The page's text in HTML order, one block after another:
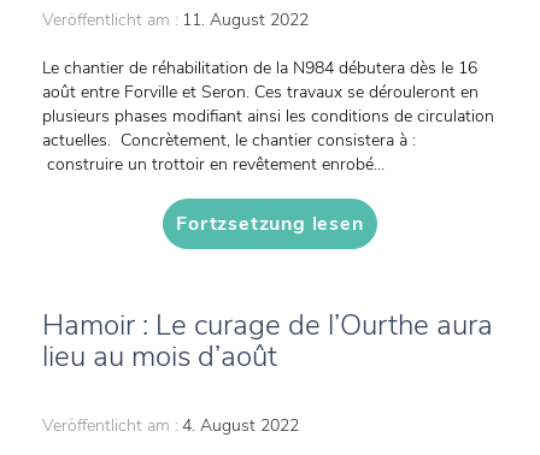
Veröffentlicht am : 11. August 2022
Le chantier de réhabilitation de la N984 débutera dès le 16
août entre Forville et Seron. Ces travaux se dérouleront en
plusieurs phases modifiant ainsi les conditions de circulation
actuelles. Concrètement, le chantier consistera à :
construire un trottoir en revêtement enrobé...
Fortzsetzung lesen
Hamoir : Le curage de l’Ourthe aura
lieu au mois d’août
Veröffentlicht am : 4. August 2022